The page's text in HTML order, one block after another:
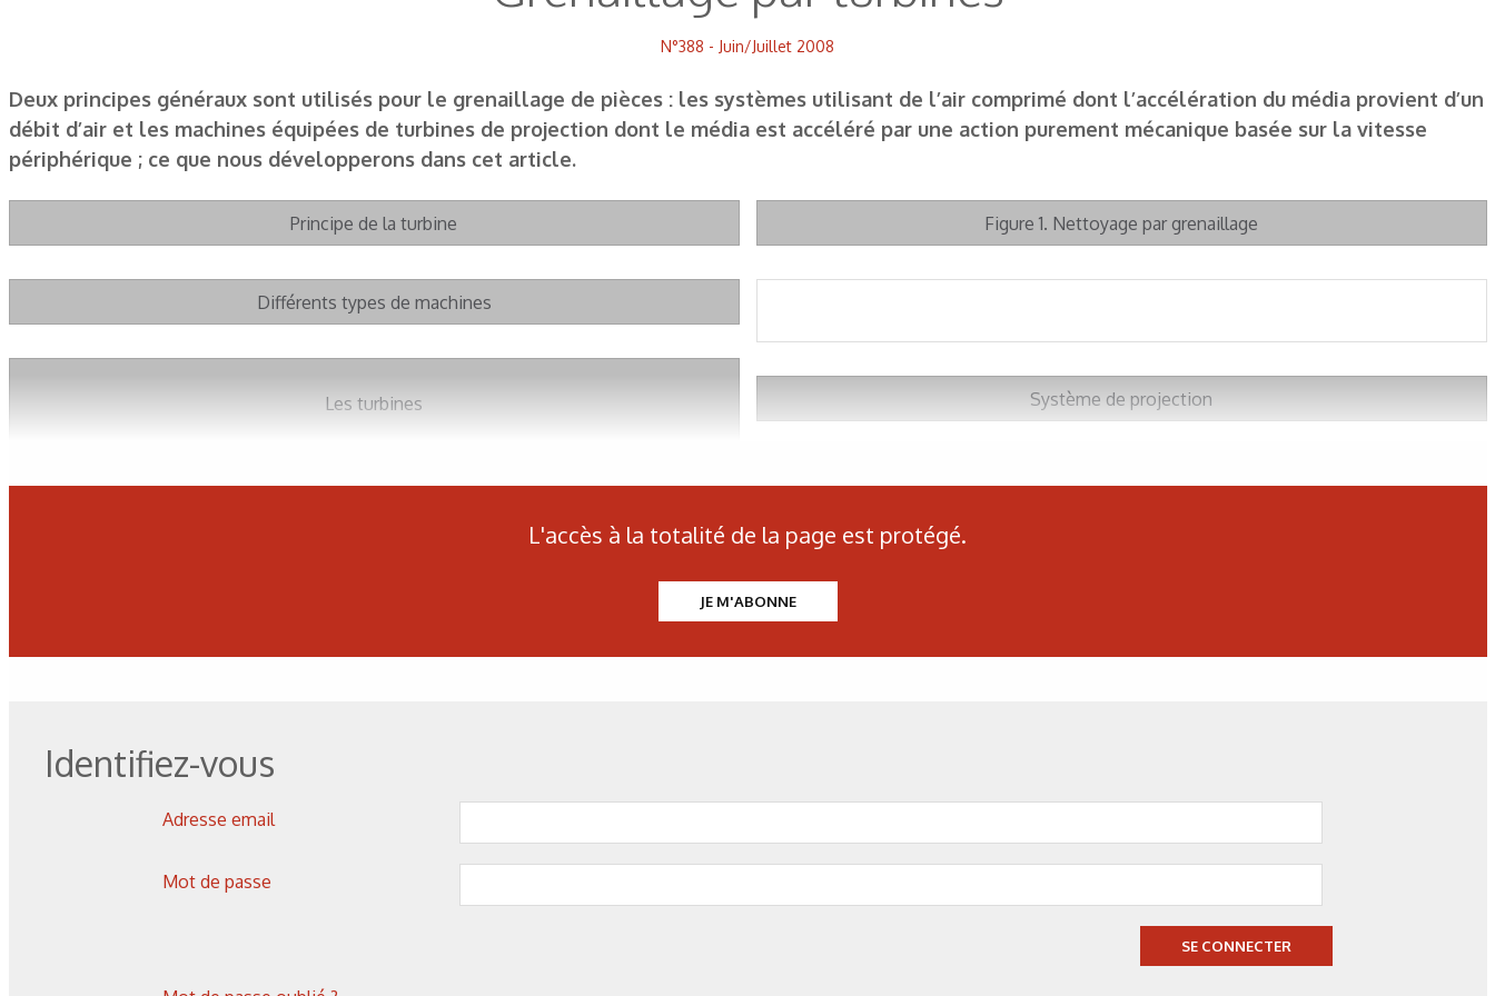
N°388 - Juin/Juillet 2008
Deux principes généraux sont utilisés pour le grenaillage de pièces : les systèmes utilisant de l’air comprimé dont l’accélération du média provient d’un
débit d’air et les machines équipées de turbines de projection dont le média est accéléré par une action purement mécanique basée sur la vitesse
périphérique ; ce que nous développerons dans cet article.
Principe de la turbine
Différents types de machines
Les turbines
Figure 1. Nettoyage par grenaillage
Système de projection
Les derniers articles sur ce thème
L'accès à la totalité de la page est protégé.
JE M'ABONNE
Identifiez-vous
Adresse email
Mot de passe
SE CONNECTER